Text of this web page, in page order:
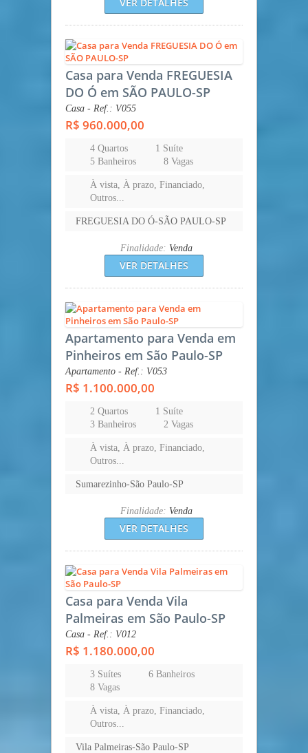
Casa para Venda FREGUESIA
DO Ó em SÃO PAULO-SP
Casa - Ref.: V055
R$ 960.000,00
4 Quartos
1 Suíte
5 Banheiros
8 Vagas
À vista, À prazo, Financiado,
Outros...
FREGUESIA DO Ó-SÃO PAULO-SP
Finalidade: Venda
VER DETALHES
Apartamento para Venda em
Pinheiros em São Paulo-SP
Apartamento - Ref.: V053
R$ 1.100.000,00
2 Quartos
1 Suíte
3 Banheiros
2 Vagas
À vista, À prazo, Financiado,
Outros...
Sumarezinho-São Paulo-SP
Finalidade: Venda
VER DETALHES
Casa para Venda Vila
Palmeiras em São Paulo-SP
Casa - Ref.: V012
R$ 1.180.000,00
3 Suítes
6 Banheiros
8 Vagas
À vista, À prazo, Financiado,
Outros...
Vila Palmeiras-São Paulo-SP